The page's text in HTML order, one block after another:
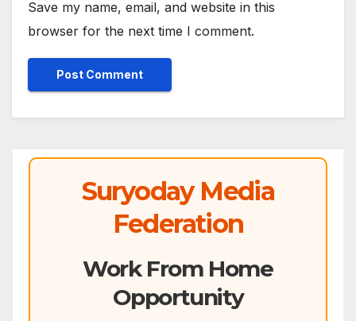
Save my name, email, and website in this
browser for the next time I comment.
Suryoday Media
Federation
Work From Home
Opportunity